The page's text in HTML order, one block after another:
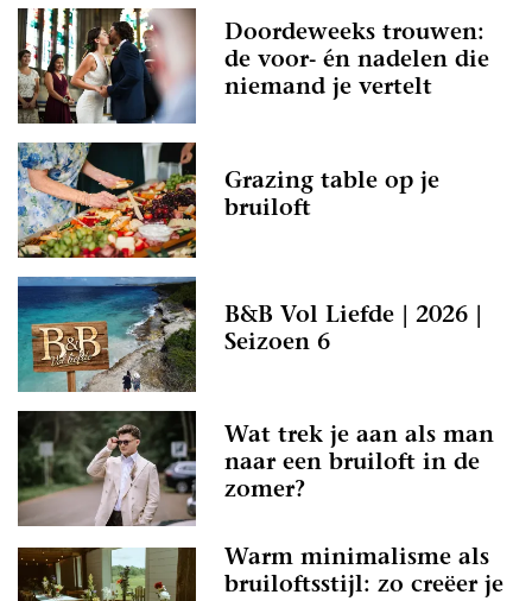
Doordeweeks trouwen:
de voor- én nadelen die
niemand je vertelt
Grazing table op je
bruiloft
B&B Vol Liefde | 2026 |
Seizoen 6
Wat trek je aan als man
naar een bruiloft in de
zomer?
Warm minimalisme als
bruiloftsstijl: zo creëer je